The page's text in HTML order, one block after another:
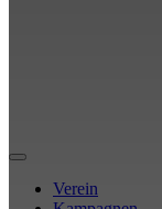
Verein